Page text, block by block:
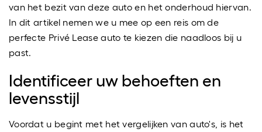
van het bezit van deze auto en het onderhoud hiervan.
In dit artikel nemen we u mee op een reis om de
perfecte Privé Lease auto te kiezen die naadloos bij u
past.
Identificeer uw behoeften en
levensstijl
Voordat u begint met het vergelijken van auto's, is het